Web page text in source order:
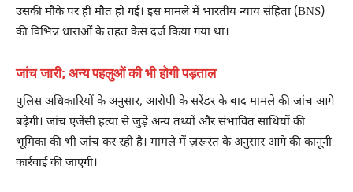
उसकी मौके पर ही मौत हो गई। इस मामले में भारतीय न्याय संहिता (BNS)
की विभिन्न धाराओं के तहत केस दर्ज किया गया था।
जांच जारी; अन्य पहलुओं की भी होगी पड़ताल
पुलिस अधिकारियों के अनुसार, आरोपी के सरेंडर के बाद मामले की जांच आगे
बढ़ेगी। जांच एजेंसी हत्या से जुड़े अन्य तथ्यों और संभावित साथियों की
भूमिका की भी जांच कर रही है। मामले में ज़रूरत के अनुसार आगे की कानूनी
कार्रवाई की जाएगी।